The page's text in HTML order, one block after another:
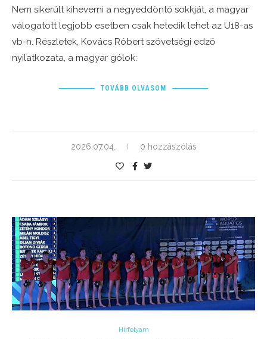
Nem sikerült kiheverni a negyeddöntő sokkját, a magyar
válogatott legjobb esetben csak hetedik lehet az U18-as
vb-n. Részletek, Kovács Róbert szövetségi edző
nyilatkozata, a magyar gólok:
TOVÁBB OLVASOM
2026.07.04. 0 hozzászólás
Hírfolyam